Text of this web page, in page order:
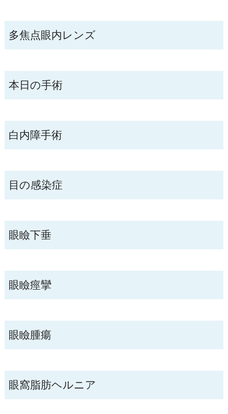
多焦点眼内レンズ
本日の手術
白内障手術
目の感染症
眼瞼下垂
眼瞼痙攣
眼瞼腫瘍
眼窩脂肪ヘルニア